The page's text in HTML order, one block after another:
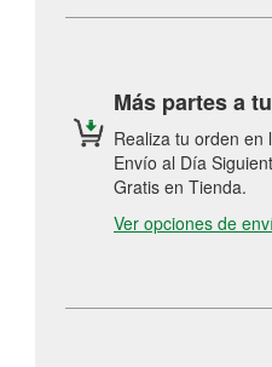
Más partes a
Realiza tu orden en
Envío al Día
Gratis en Tienda.
Ver opciones de